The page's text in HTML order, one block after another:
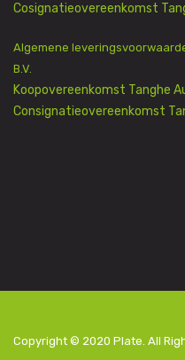
Cosignatieovereenkomst
Algemene
B.V.
Koopovereenkomst Tanghe
Consignatieovereenkomst
Copyright © 2020 Plate. All